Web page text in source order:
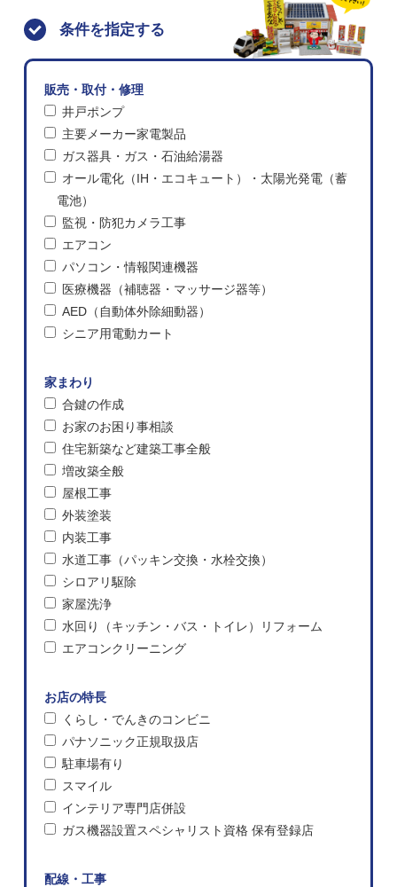
条件を指定する
販売・取付・修理
井戸ポンプ
主要メーカー家電製品
ガス器具・ガス・石油給湯器
オール電化（IH・エコキュート）・太陽光発電（蓄
電池）
監視・防犯カメラ工事
エアコン
パソコン・情報関連機器
医療機器（補聴器・マッサージ器等）
AED（自動体外除細動器）
シニア用電動カート
家まわり
合鍵の作成
お家のお困り事相談
住宅新築など建築工事全般
増改築全般
屋根工事
外装塗装
内装工事
水道工事（パッキン交換・水栓交換）
シロアリ駆除
家屋洗浄
水回り（キッチン・バス・トイレ）リフォーム
エアコンクリーニング
お店の特長
くらし・でんきのコンビニ
パナソニック正規取扱店
駐車場有り
スマイル
インテリア専門店併設
ガス機器設置スペシャリスト資格 保有登録店
配線・工事